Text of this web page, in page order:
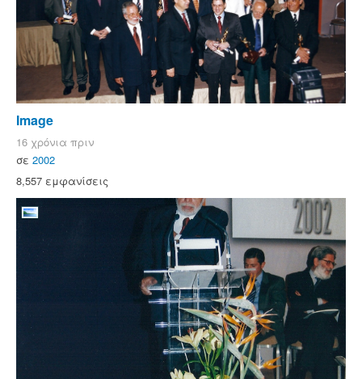
Image
16 χρόνια πριν
σε 2002
8,557 εμφανίσεις